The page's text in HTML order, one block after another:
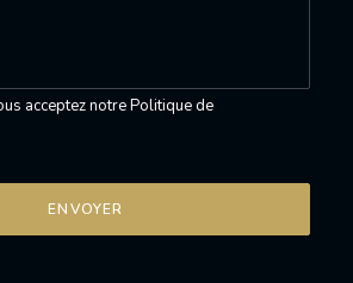
acceptez notrePolitique de